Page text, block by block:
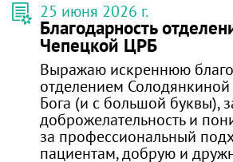
25 июня 2026 г.
Благодарность
Чепецкой ЦРБ
Выражаю искреннюю
отделением
Бога (и с большой буквы),
доброжелательность и
за профессиональный
пациентам, добрую и